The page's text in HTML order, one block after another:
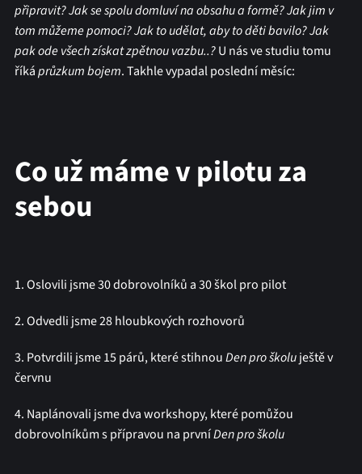
připravit? Jak se spolu domluví na obsahu a formě? Jak jim v
tom můžeme pomoci? Jak to udělat, aby to děti bavilo? Jak
pak ode všech získat zpětnou vazbu..?U nás ve studiu tomu
říkáprůzkum bojem. Takhle vypadal poslední měsíc:
Co už máme v pilotu za
sebou
1. Oslovili jsme 30 dobrovolníků a 30 škol pro pilot
2. Odvedli jsme 28 hloubkových rozhovorů
3. Potvrdili jsme 15 párů, které stihnouDen pro školuještě v
červnu
4. Naplánovali jsme dva workshopy, které pomůžou
dobrovolníkům s přípravou na prvníDen pro školu